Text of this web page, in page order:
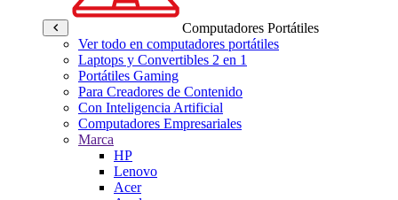
Computadores Portátiles
Ver todo en computadores portátiles
Laptops y Convertibles 2 en 1
Portátiles Gaming
Para Creadores de Contenido
Con Inteligencia Artificial
Computadores Empresariales
Marca
HP
Lenovo
Acer